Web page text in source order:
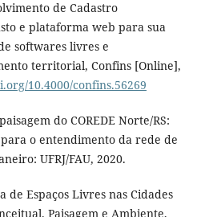
de Cadastro
e plataforma web para sua
softwares livres e
territorial, Confins [Online],
10.4000/confins.56269
do COREDE Norte/RS:
o entendimento da rede de
UFRJ/FAU, 2020.
de Espaços Livres nas Cidades
Paisagem e Ambiente,